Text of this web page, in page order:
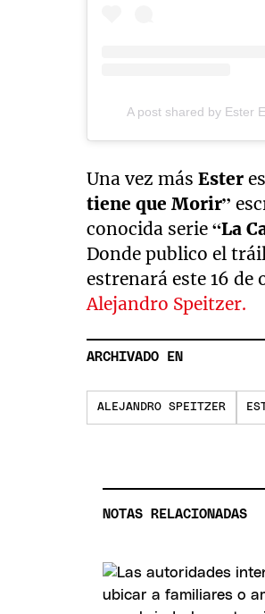
A post shared by Ester
Una vez más Ester
tiene que Morir”
conocida serie“La
Donde publico el
estrenará este 16
Alejandro Speitzer.
ARCHIVADO EN
ALEJANDRO SPEITZER
NOTAS RELACIONADAS